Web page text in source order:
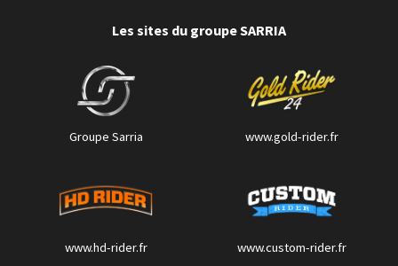
Les sites du groupe SARRIA
Groupe Sarria www.gold-rider.fr
www.hd-rider.fr www.custom-rider.fr